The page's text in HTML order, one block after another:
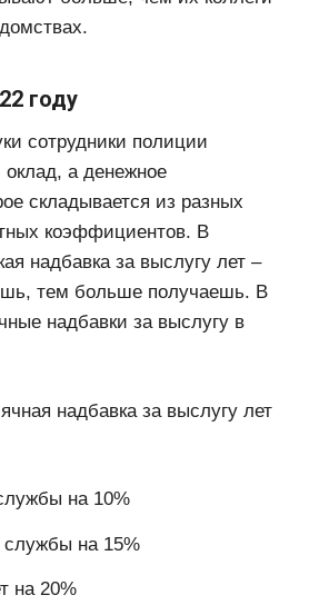
году
сотрудники полиции
а денежное
складывается из разных
коэффициентов. В
надбавка за выслугу лет –
тем больше получаешь. В
надбавки за выслугу в
надбавка за выслугу лет
на 10%
службы на 15%
на 20%